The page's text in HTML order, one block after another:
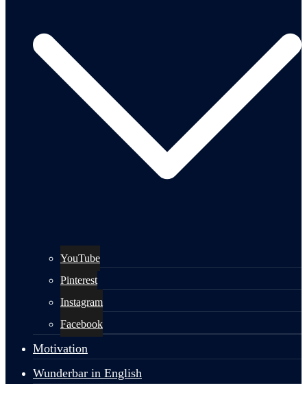
YouTube
Pinterest
Instagram
Facebook
Motivation
Wunderbar in English